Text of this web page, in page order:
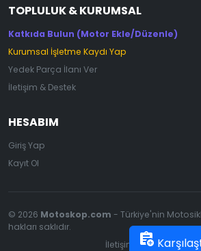
assignment_add
TOPLULUK & KURUMSAL
Katkıda Bulun (Motor Ekle/Düzenle)
Kurumsal İşletme Kaydı Yap
Yedek Parça İlanı Ver
İletişim & Destek
HESABIM
Giriş Yap
Kayıt Ol
© 2026 Motoskop.com - Türkiye'nin
hakları saklıdır.
İletişim
Gizlilik Politikası